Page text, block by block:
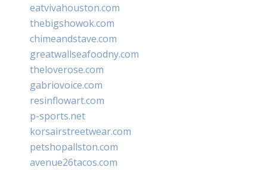
eatvivahouston.com
thebigshowok.com
chimeandstave.com
greatwallseafoodny.com
theloverose.com
gabriovoice.com
resinflowart.com
p-sports.net
korsairstreetwear.com
petshopallston.com
avenue26tacos.com